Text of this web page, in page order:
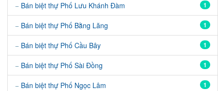
1
Bán biệt thự Phố Lưu Khánh Đàm
1
Bán biệt thự Phố Bằng Lăng
1
Bán biệt thự Phố Cầu Bây
1
Bán biệt thự Phố Sài Đồng
1
Bán biệt thự Phố Ngọc Lâm